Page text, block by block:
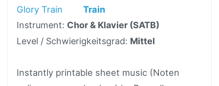
Train
Instrument: Chor & Klavier (SATB)
Level / Schwierigkeitsgrad: Mittel
Instantly printable sheet music (Noten